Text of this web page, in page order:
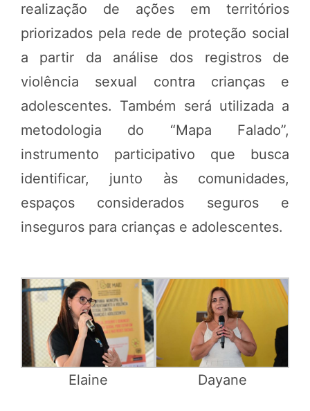
realização de ações em territórios
priorizados pela rede de proteção social
a partir da análise dos registros de
violência sexual contra crianças e
adolescentes. Também será utilizada a
metodologia do “Mapa Falado”,
instrumento participativo que busca
identificar, junto às comunidades,
espaços considerados seguros e
inseguros para crianças e adolescentes.
Elaine Dayane